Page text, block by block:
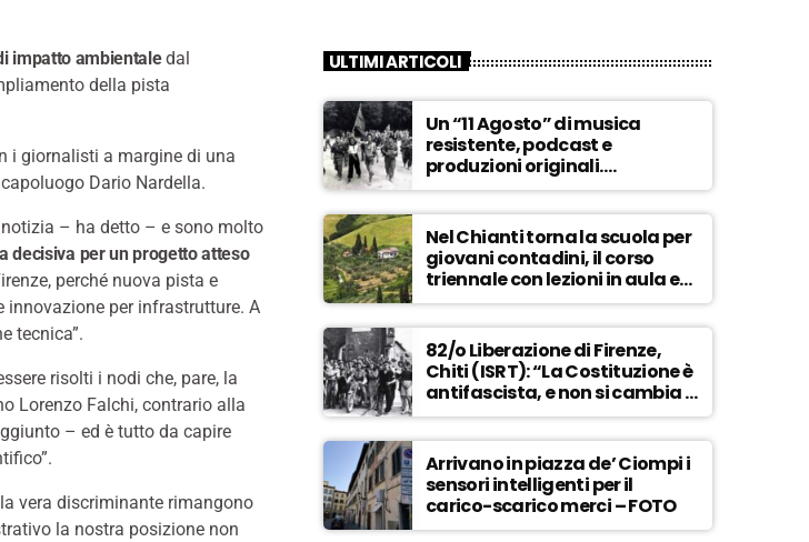
impatto ambientaledal
della pista
i giornalisti a margine di una
Dario Nardella.
– ha detto – e sono molto
decisiva per un progetto atteso
perché nuova pista e
innovazione per infrastrutture. A
tecnica”.
risolti i nodi che, pare, la
Lorenzo Falchi, contrario alla
– ed è tutto da capire
vera discriminante rimangono
la nostra posizione non
ULTIMI ARTICOLI
Un “11 Agosto” di musica
resistente, podcast e
produzioni originali.
Novaradio festeggia in onda
la Liberazione di Firenze
Nel Chianti torna la scuola per
giovani contadini, il corso
triennale con lezioni in aula e
tra i campi – ASCOLTA
82/o Liberazione di Firenze,
Chiti (ISRT): “La Costituzione è
antifascista, e non si cambia a
maggioranza” – ASCOLTA
Arrivano in piazza de’ Ciompi i
sensori intelligenti per il
carico-scarico merci – FOTO